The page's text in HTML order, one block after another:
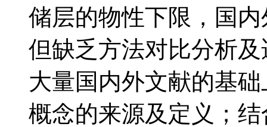
储层的物性下限，国
但缺乏方法对比分析
大量国内外文献的基
概念的来源及定义；